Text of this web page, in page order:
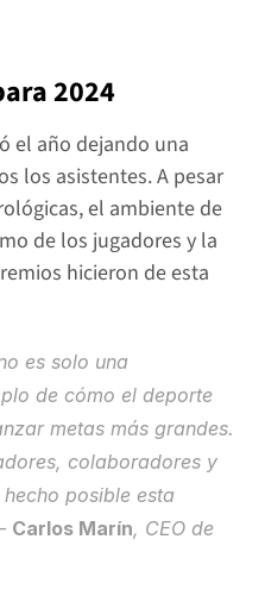
2024
el año dejando una
los asistentes. A pesar
el ambiente de
de los jugadores y la
hicieron de esta
es solo una
de cómo el deporte
metas más grandes.
colaboradores y
posible esta
Carlos Marín, CEO de